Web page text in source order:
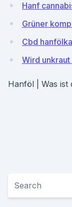
Hanf
Grüner
Cbd
Wird
Hanföl | Was ist